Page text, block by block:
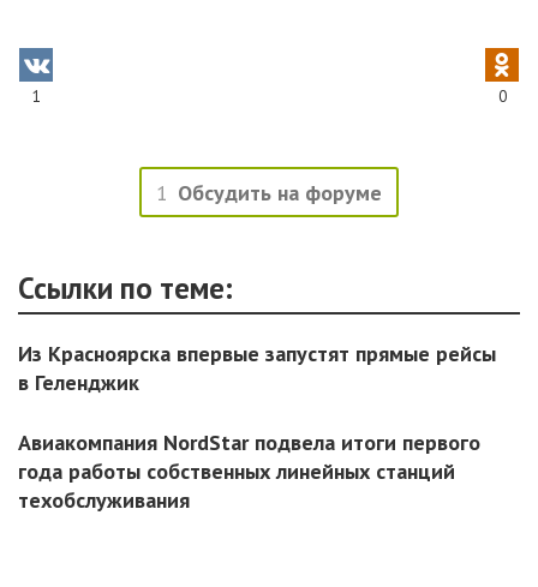
1 0
1 Обсудить на форуме
Ссылки по теме:
Из Красноярска впервые запустят прямые рейсы
в Геленджик
Авиакомпания NordStar подвела итоги первого
года работы собственных линейных станций
техобслуживания